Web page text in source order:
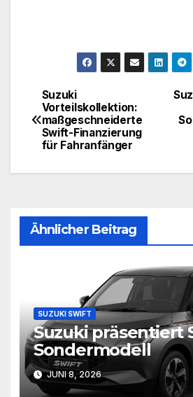
Suzuki
Vorteilskollektion:
maßgeschneiderte
Swift-Finanzierung
für Fahranfänger
Ähnlicher Beitrag
SUZUKI SWIFT
Suzuki präsentiert
Sondermodell
JUNI 8, 2026